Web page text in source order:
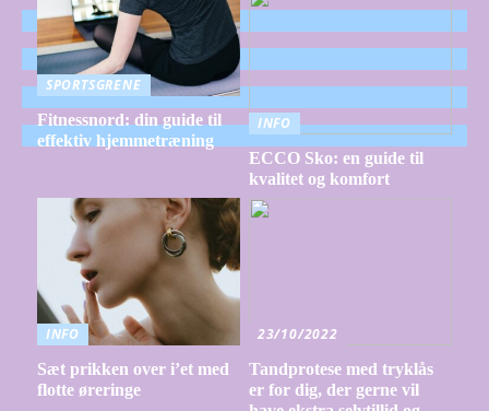
SPORTSGRENE
Fitnessnord: din guide til
effektiv hjemmetræning
INFO
ECCO Sko: en guide til
kvalitet og komfort
INFO
Sæt prikken over i’et med
flotte øreringe
23/10/2022
Tandprotese med tryklås
er for dig, der gerne vil